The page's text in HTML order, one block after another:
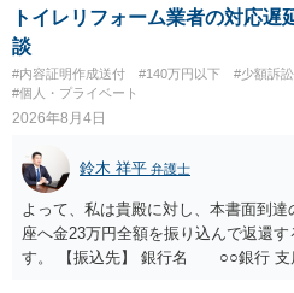
とが考えられますが、 パパ活の契約
であるため、公序良俗に反する契約
条）となるため、相手方に請求できな
氏名や住所が分からない状態でも対
手続を利用する場合には、原則として
トイレリフォーム業者の対応遅
談
#内容証明作成送付 #140万円以下 #少額訴
#個人・プライベート
2026年8月4日
鈴木 祥平 弁護士
よって、私は貴殿に対し、本書面到
座へ金23万円全額を振り込んで返還
す。 【振込先】 銀行名 ○○銀行